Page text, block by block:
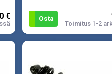
€
10-12, Outlander 650
Osta
Toimitus1-2